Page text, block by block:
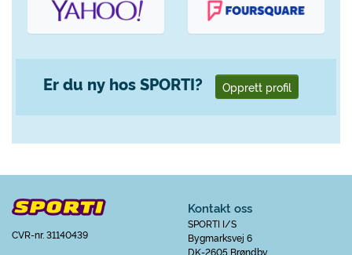
Er du ny hos SPORTI? Opprett profil
CVR-nr. 31140439
Kontakt oss
SPORTI I/S
Bygmarksvej 6
DK-2605 Brøndby